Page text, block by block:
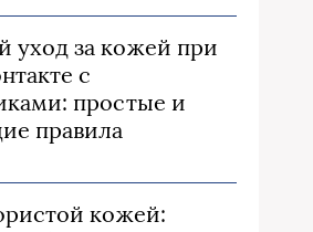
уход за кожей при
с
простые и
правила
кожей: